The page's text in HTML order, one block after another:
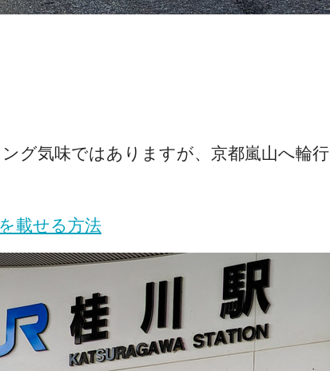
グ気味ではありますが、京都嵐山へ輪行
載せる方法